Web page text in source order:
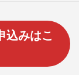
込みはこ